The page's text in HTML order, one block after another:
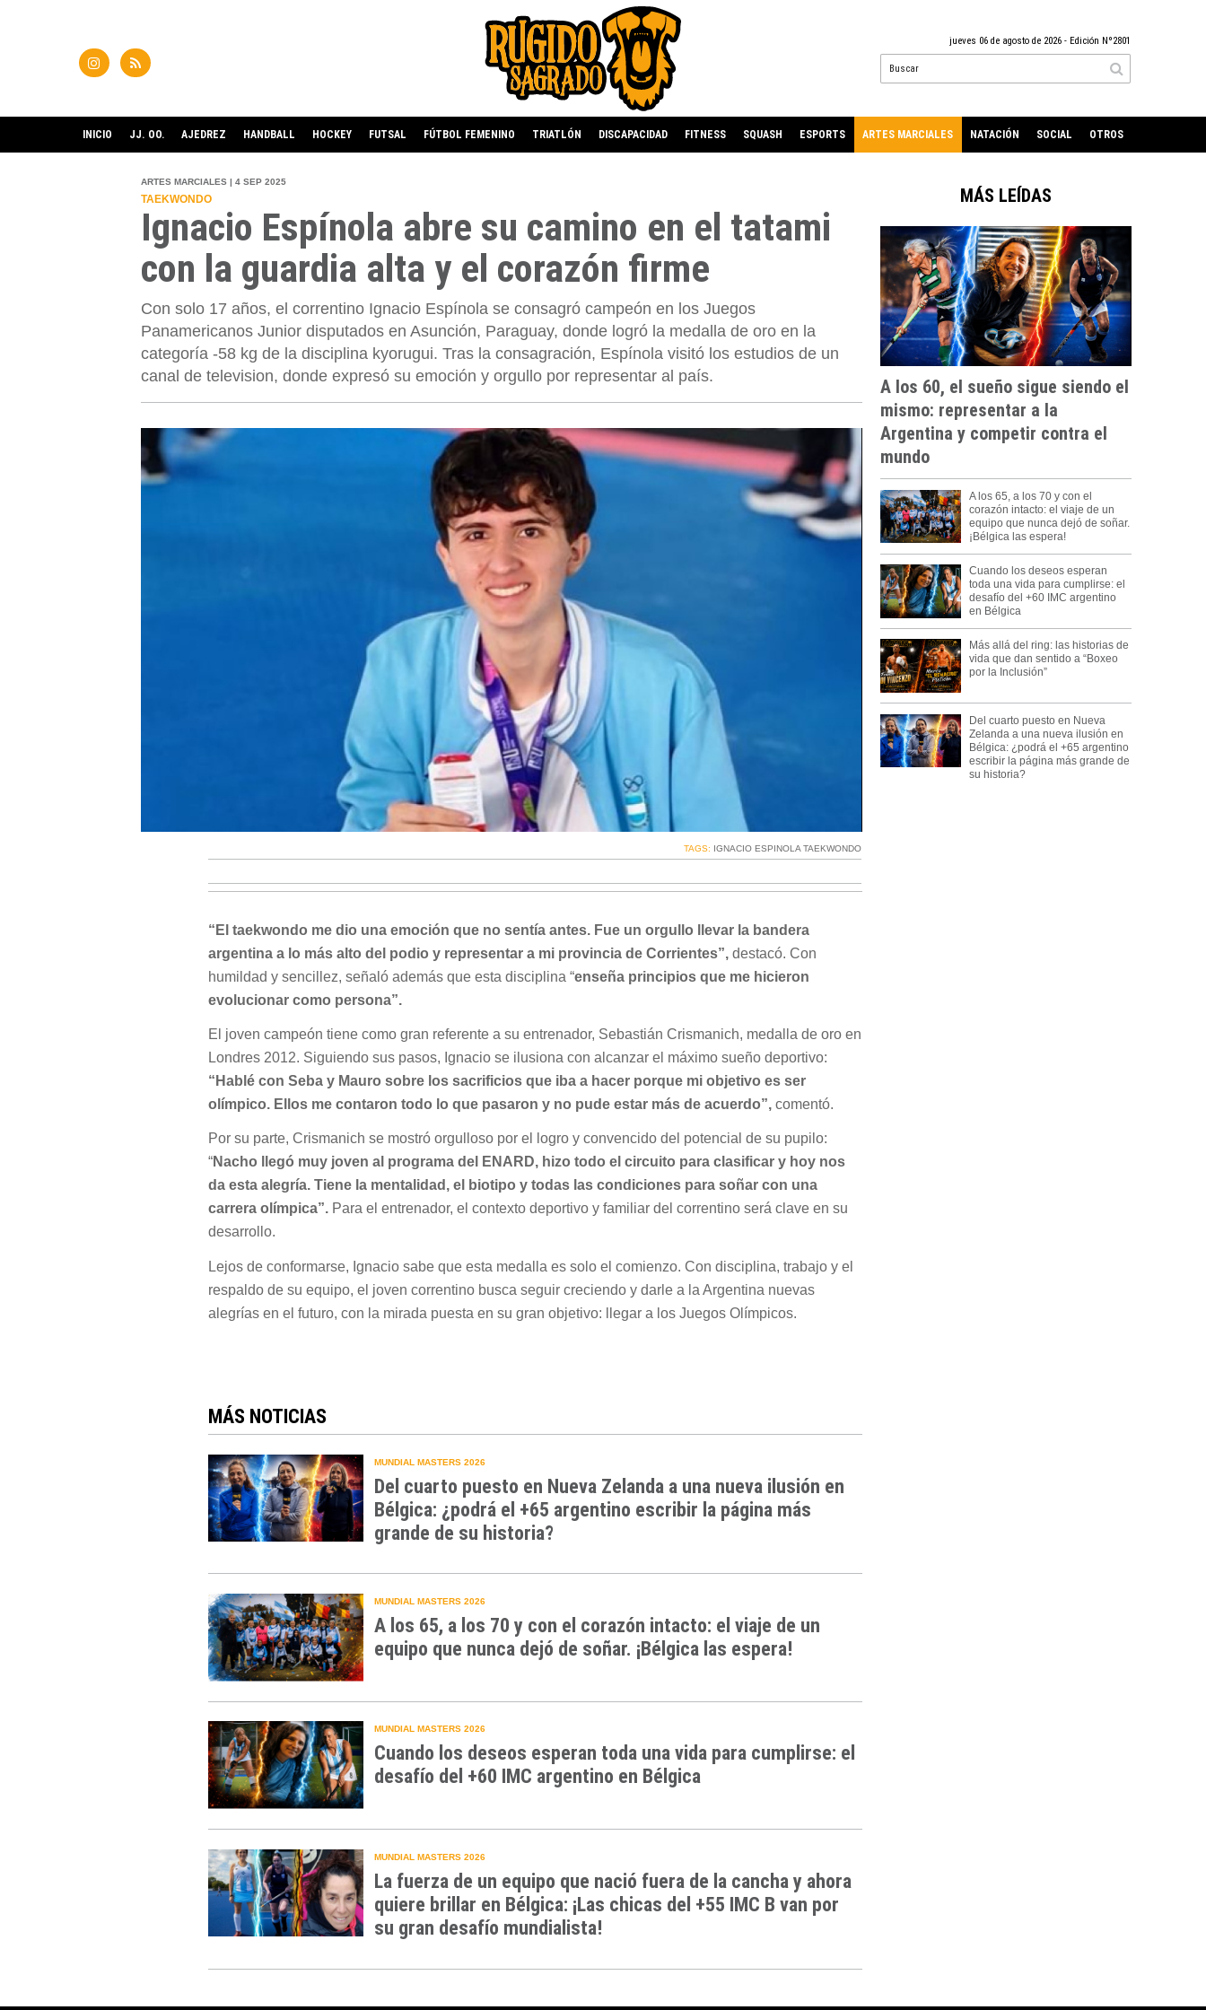
jueves 06 de agosto de 2026 - Edición Nº2801
INICIO JJ. OO. AJEDREZ HANDBALL HOCKEY FUTSAL FÚTBOL FEMENINO TRIATLÓN DISCAPACIDAD FITNESS SQUASH ESPORTS ARTES MARCIALES NATACIÓN SOCIAL OTROS
ARTES MARCIALES | 4 SEP 2025
TAEKWONDO
Ignacio Espínola abre su camino en el tatami
con la guardia alta y el corazón firme
Con solo 17 años, el correntino Ignacio Espínola se consagró campeón en los Juegos
Panamericanos Junior disputados en Asunción, Paraguay, donde logró la medalla de oro en la
categoría -58 kg de la disciplina kyorugui. Tras la consagración, Espínola visitó los estudios de un
canal de television, donde expresó su emoción y orgullo por representar al país.
TAGS: IGNACIO ESPINOLA TAEKWONDO
“El taekwondo me dio una emoción que no sentía antes. Fue un orgullo llevar la bandera
argentina a lo más alto del podio y representar a mi provincia de Corrientes”,destacó. Con
humildad y sencillez, señaló además que esta disciplina “enseña principios que me hicieron
evolucionar como persona”.
El joven campeón tiene como gran referente a su entrenador, Sebastián Crismanich, medalla de oro en
Londres 2012. Siguiendo sus pasos, Ignacio se ilusiona con alcanzar el máximo sueño deportivo:
“Hablé con Seba y Mauro sobre los sacrificios que iba a hacer porque mi objetivo es ser
olímpico. Ellos me contaron todo lo que pasaron y no pude estar más de acuerdo”,comentó.
Por su parte, Crismanich se mostró orgulloso por el logro y convencido del potencial de su pupilo:
“Nacho llegó muy joven al programa del ENARD, hizo todo el circuito para clasificar y hoy nos
da esta alegría. Tiene la mentalidad, el biotipo y todas las condiciones para soñar con una
carrera olímpica”.Para el entrenador, el contexto deportivo y familiar del correntino será clave en su
desarrollo.
Lejos de conformarse, Ignacio sabe que esta medalla es solo el comienzo. Con disciplina, trabajo y el
respaldo de su equipo, el joven correntino busca seguir creciendo y darle a la Argentina nuevas
alegrías en el futuro, con la mirada puesta en su gran objetivo: llegar a los Juegos Olímpicos.
MÁS NOTICIAS
MUNDIAL MASTERS 2026
Del cuarto puesto en Nueva Zelanda a una nueva ilusión en
Bélgica: ¿podrá el +65 argentino escribir la página más
grande de su historia?
MUNDIAL MASTERS 2026
A los 65, a los 70 y con el corazón intacto: el viaje de un
equipo que nunca dejó de soñar. ¡Bélgica las espera!
MUNDIAL MASTERS 2026
Cuando los deseos esperan toda una vida para cumplirse: el
desafío del +60 IMC argentino en Bélgica
MUNDIAL MASTERS 2026
La fuerza de un equipo que nació fuera de la cancha y ahora
quiere brillar en Bélgica: ¡Las chicas del +55 IMC B van por
su gran desafío mundialista!
MÁS LEÍDAS
A los 60, el sueño sigue siendo el
mismo: representar a la
Argentina y competir contra el
mundo
A los 65, a los 70 y con el
corazón intacto: el viaje de un
equipo que nunca dejó de soñar.
¡Bélgica las espera!
Cuando los deseos esperan
toda una vida para cumplirse: el
desafío del +60 IMC argentino
en Bélgica
Más allá del ring: las historias de
vida que dan sentido a “Boxeo
por la Inclusión”
Del cuarto puesto en Nueva
Zelanda a una nueva ilusión en
Bélgica: ¿podrá el +65 argentino
escribir la página más grande de
su historia?